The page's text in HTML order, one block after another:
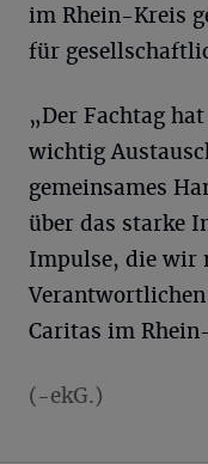
im Rhein-Kreis
für
„Der Fachtag
wichtig
gemeinsames
über das starke
Impulse, die wir
Caritas im
(-ekG.)